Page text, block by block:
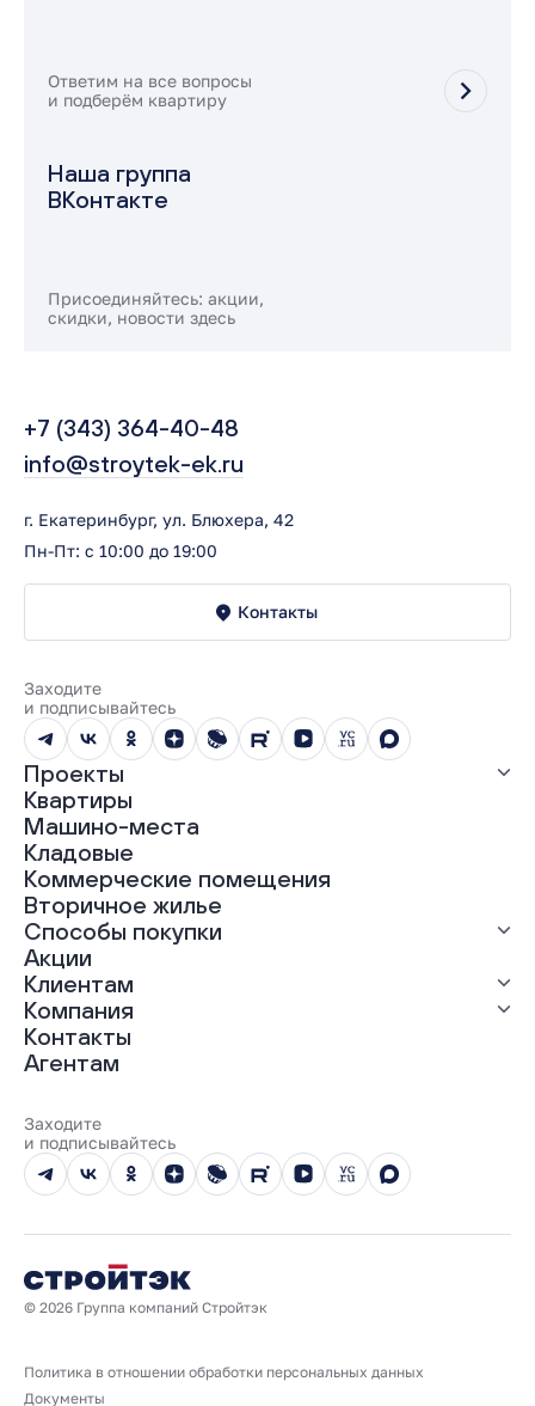
Ответим на все вопросы
и подберём квартиру
Наша группа
ВКонтакте
Присоединяйтесь: акции,
скидки, новости здесь
+7 (343) 364-40-48
info@stroytek-ek.ru
г. Екатеринбург, ул. Блюхера, 42
Пн-Пт: с 10:00 до 19:00
Контакты
Заходите
и подписывайтесь
Проекты
Все проекты
ЖК «Абрикос»
ЖК «Гравитация»
ЖК «Грин Гарден»
ЖК «Динамика»
ЖК «Мохито»
ЖК «Современник»
ЖК «Янтарная долина»
Квартиры
Машино-места
Кладовые
Коммерческие помещения
Вторичное жилье
Способы покупки
Выгодная ипотека
Рассрочка
Материнский капитал
Трейд-ин
100% оплата
Акции
Клиентам
Ход строительства
Документы
Выдача ключей
Компания
О нас
Карьера
Реализованные проекты
Вопросы и ответы
Новости
Юбилейный год
Контакты
Агентам
Заходите
и подписывайтесь
© 2026 Группа компаний Стройтэк
Политика в отношении обработки персональных данных
Документы